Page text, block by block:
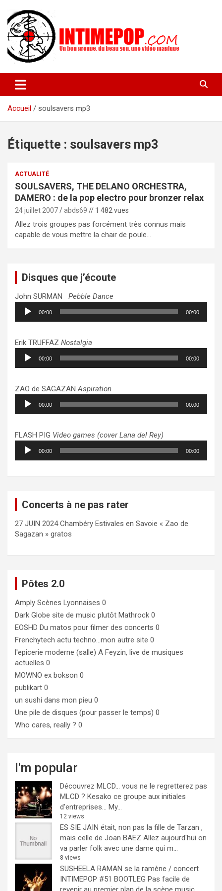
contenu
intimepop.com
actuelles pop rock, post-rock, indé sur Lyon. rock pop concert
lyon
Accueil
soulsavers mp3
Étiquette : soulsavers mp3
ACTUALITÉ
SOULSAVERS, THE DELANO ORCHESTRA,
DAMERO : de la pop electro pour bronzer relax
24 juillet 2007 abds69 // 1 482 vues
Allez trois groupes pas forcément très connus mais
capable de vous mettre la chair de poule…
Disques que j’écoute
John SURMAN Pebble Dance
Lecteur
audio
00:00 00:00
Erik TRUFFAZ Nostalgia
Lecteur
audio
00:00 00:00
ZAO de SAGAZANAspiration
Lecteur
audio
00:00 00:00
FLASH PIG Video games (cover Lana del Rey)
Lecteur
audio
00:00 00:00
Concerts à ne pas rater
27 JUIN 2024 Chambéry Estivales en Savoie « Zao de
Sagazan » gratos
Pôtes 2.0
Amply Scènes Lyonnaises 0
Dark Globe site de music plutôt Mathrock 0
EOSHD Du matos pour filmer des concerts 0
Frenchytech actu techno…mon autre site 0
l'epicerie moderne (salle) A Feyzin, live de musiques
actuelles 0
MOWNO ex bokson 0
publikart 0
un sushi dans mon pieu 0
Une pile de disques (pour passer le temps) 0
Who cares, really ? 0
I'm popular
Découvrez MLCD… vous ne le regretterez pas
MLCD ? Kesako ce groupe aux initiales
d’entreprises… My...
12 views
ES SIE JAIN était, non pas la fille de Tarzan ,
mais celle de Joan BAEZ Allez aujourd'hui on
va parler folk avec une dame qui m...
8 views
SUSHEELA RAMAN se la ramène / concert
INTIMEPOP #51 BOOTLEG Pas facile de